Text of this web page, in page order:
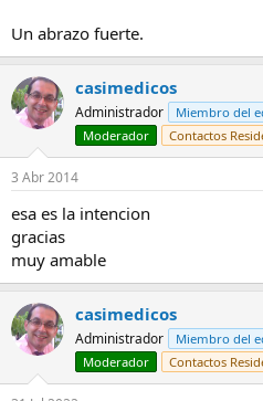
Un abrazo fuerte.
casimedicos
Administrador Miembro del
Moderador
Contactos
3 Abr 2014
esa es la intencion
gracias
muy amable
casimedicos
Administrador Miembro del
Moderador
Contactos